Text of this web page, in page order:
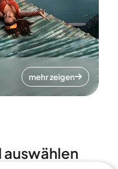
mehr zeigen
auswählen